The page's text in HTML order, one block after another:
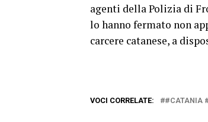
agenti della Polizia di
lo hanno fermato non
carcere catanese, a
VOCI CORRELATE: #CATANIA